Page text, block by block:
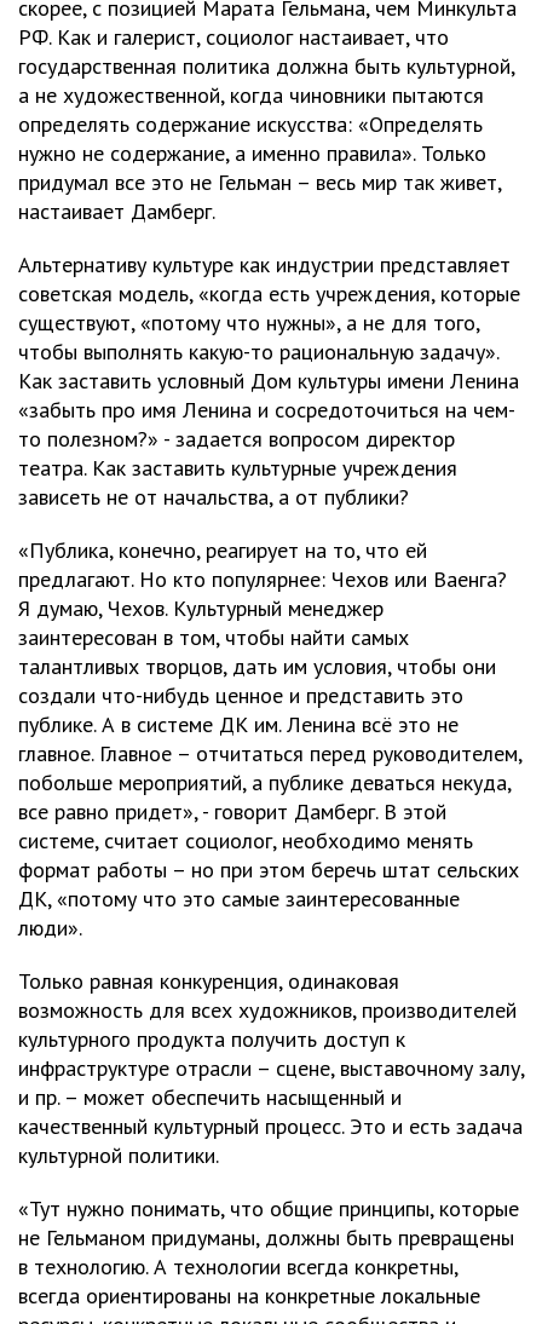
скорее, с позицией Марата Гельмана, чем Минкульта
РФ. Как и галерист, социолог настаивает, что
государственная политика должна быть культурной,
а не художественной, когда чиновники пытаются
определять содержание искусства: «Определять
нужно не содержание, а именно правила». Только
придумал все это не Гельман – весь мир так живет,
настаивает Дамберг.
Альтернативу культуре как индустрии представляет
советская модель, «когда есть учреждения, которые
существуют, «потому что нужны», а не для того,
чтобы выполнять какую-то рациональную задачу».
Как заставить условный Дом культуры имени Ленина
«забыть про имя Ленина и сосредоточиться на чем-
то полезном?» - задается вопросом директор
театра. Как заставить культурные учреждения
зависеть не от начальства, а от публики?
«Публика, конечно, реагирует на то, что ей
предлагают. Но кто популярнее: Чехов или Ваенга?
Я думаю, Чехов. Культурный менеджер
заинтересован в том, чтобы найти самых
талантливых творцов, дать им условия, чтобы они
создали что-нибудь ценное и представить это
публике. А в системе ДК им. Ленина всё это не
главное. Главное – отчитаться перед руководителем,
побольше мероприятий, а публике деваться некуда,
все равно придет», - говорит Дамберг. В этой
системе, считает социолог, необходимо менять
формат работы – но при этом беречь штат сельских
ДК, «потому что это самые заинтересованные
люди».
Только равная конкуренция, одинаковая
возможность для всех художников, производителей
культурного продукта получить доступ к
инфраструктуре отрасли – сцене, выставочному залу,
и пр. – может обеспечить насыщенный и
качественный культурный процесс. Это и есть задача
культурной политики.
«Тут нужно понимать, что общие принципы, которые
не Гельманом придуманы, должны быть превращены
в технологию. А технологии всегда конкретны,
всегда ориентированы на конкретные локальные